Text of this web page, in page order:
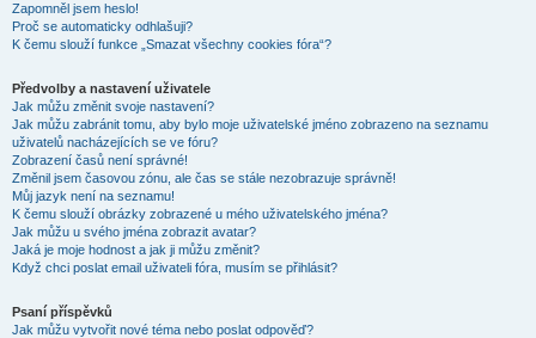
Zapomněl jsem heslo!
Proč se automaticky odhlašuji?
K čemu slouží funkce „Smazat všechny cookies fóra“?
Předvolby a nastavení uživatele
Jak můžu změnit svoje nastavení?
Jak můžu zabránit tomu, aby bylo moje uživatelské jméno zobrazeno na seznamu
uživatelů nacházejících se ve fóru?
Zobrazení časů není správné!
Změnil jsem časovou zónu, ale čas se stále nezobrazuje správně!
Můj jazyk není na seznamu!
K čemu slouží obrázky zobrazené u mého uživatelského jména?
Jak můžu u svého jména zobrazit avatar?
Jaká je moje hodnost a jak ji můžu změnit?
Když chci poslat email uživateli fóra, musím se přihlásit?
Psaní příspěvků
Jak můžu vytvořit nové téma nebo poslat odpověď?